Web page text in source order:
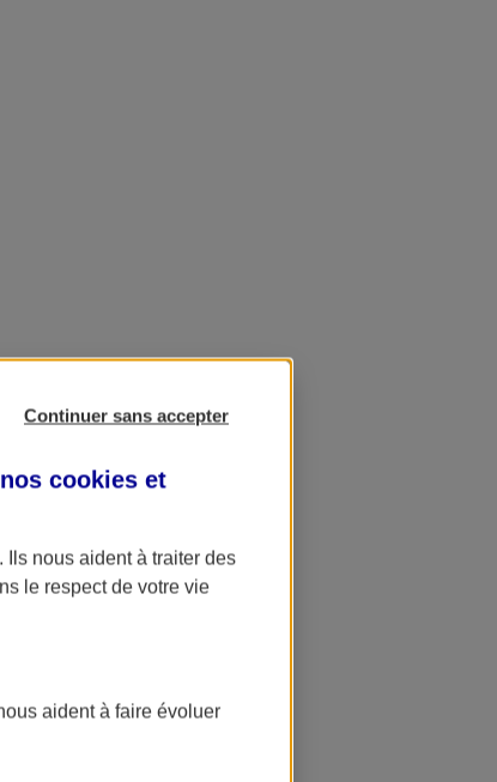
Continuer sans accepter
cookies et
. Ils nous aident à traiter des
le respect de votre vie
aident à faire évoluer